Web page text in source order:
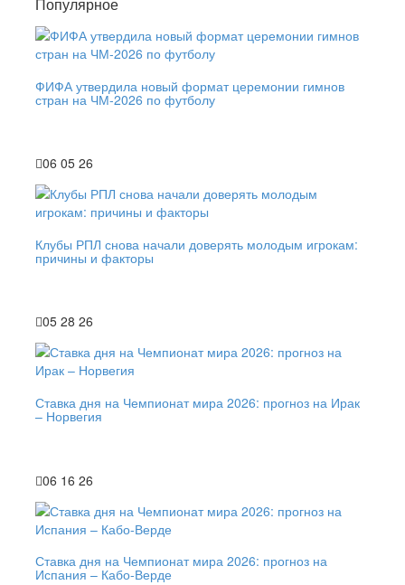
ФИФА утвердила новый формат церемонии гимнов
стран на ЧМ-2026 по футболу
06 05 26
Клубы РПЛ снова начали доверять молодым игрокам:
причины и факторы
05 28 26
Ставка дня на Чемпионат мира 2026: прогноз на Ирак
– Норвегия
06 16 26
Ставка дня на Чемпионат мира 2026: прогноз на
Испания – Кабо-Верде